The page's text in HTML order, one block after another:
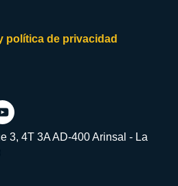
política de privacidad
3, 4T 3A AD-400 Arinsal - La